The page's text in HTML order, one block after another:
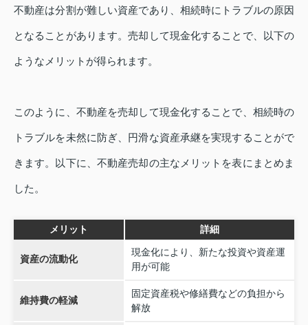
不動産は分割が難しい資産であり、相続時にトラブルの原因
となることがあります。売却して現金化することで、以下の
ようなメリットが得られます。
このように、不動産を売却して現金化することで、相続時の
トラブルを未然に防ぎ、円滑な資産承継を実現することがで
きます。以下に、不動産売却の主なメリットを表にまとめま
した。
メリット 詳細
資産の流動化
現金化により、新たな投資や資産運
用が可能
維持費の軽減
固定資産税や修繕費などの負担から
解放